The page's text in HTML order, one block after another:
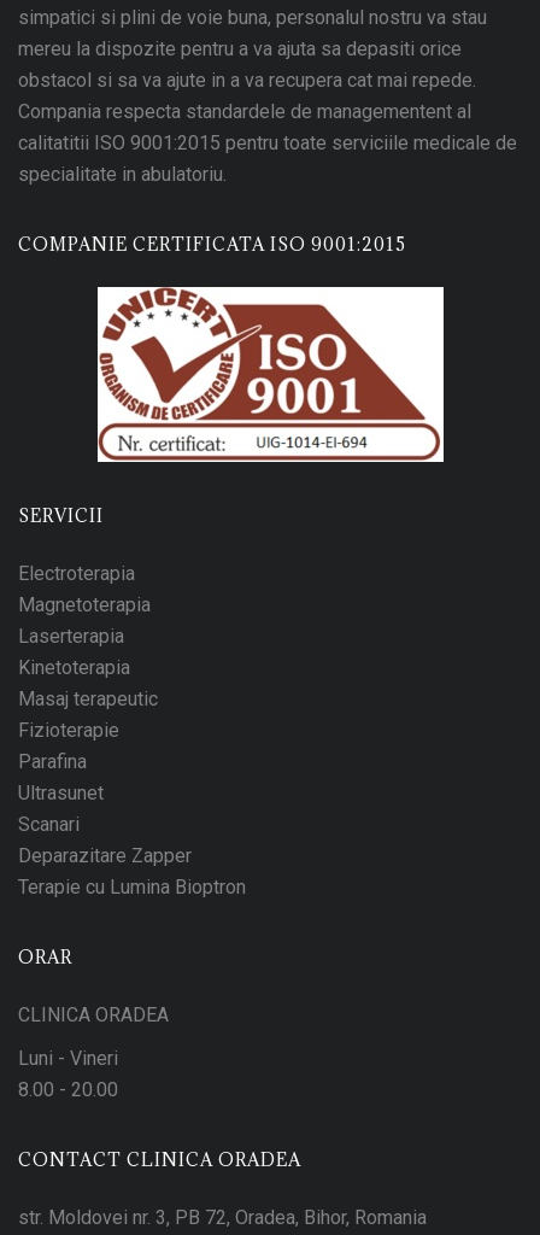
simpatici si plini de voie buna, personalul nostru va stau
mereu la dispozite pentru a va ajuta sa depasiti orice
obstacol si sa va ajute in a va recupera cat mai repede.
Compania respecta standardele de managementent al
calitatitii ISO 9001:2015 pentru toate serviciile medicale de
specialitate in abulatoriu.
COMPANIE CERTIFICATA ISO 9001:2015
SERVICII
Electroterapia
Magnetoterapia
Laserterapia
Kinetoterapia
Masaj terapeutic
Fizioterapie
Parafina
Ultrasunet
Scanari
Deparazitare Zapper
Terapie cu Lumina Bioptron
ORAR
CLINICA ORADEA
Luni - Vineri
8.00 - 20.00
CONTACT CLINICA ORADEA
str. Moldovei nr. 3, PB 72, Oradea, Bihor, Romania